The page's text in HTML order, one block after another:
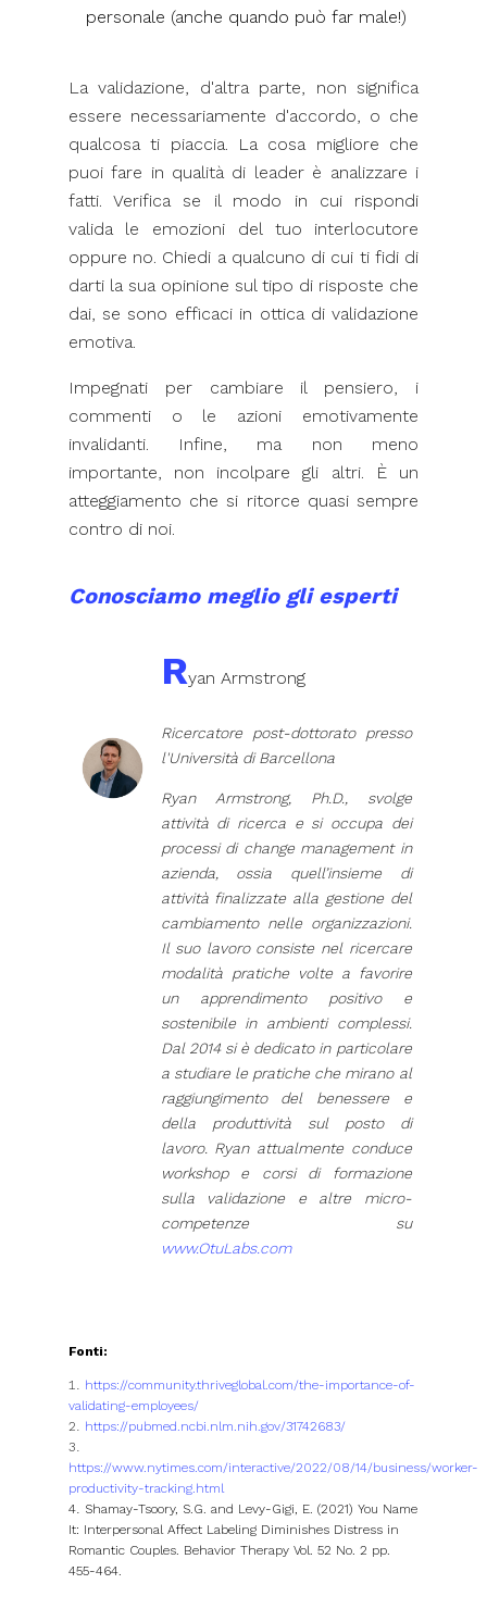
personale (anche quando può far male!)
La validazione, d'altra parte, non significa
essere necessariamente d'accordo, o che
qualcosa ti piaccia. La cosa migliore che
puoi fare in qualità di leader è analizzare i
fatti. Verifica se il modo in cui rispondi
valida le emozioni del tuo interlocutore
oppure no. Chiedi a qualcuno di cui ti fidi di
darti la sua opinione sul tipo di risposte che
dai, se sono efficaci in ottica di validazione
emotiva.
Impegnati per cambiare il pensiero, i
commenti o le azioni emotivamente
invalidanti. Infine, ma non meno
importante, non incolpare gli altri. È un
atteggiamento che si ritorce quasi sempre
contro di noi.
Conosciamo meglio gli esperti
Ryan Armstrong
Ricercatore post-dottorato presso
l'Università di Barcellona
Ryan Armstrong, Ph.D., svolge
attività di ricerca e si occupa dei
processi di change management in
azienda, ossia quell’insieme di
attività finalizzate alla gestione del
cambiamento nelle organizzazioni.
Il suo lavoro consiste nel ricercare
modalità pratiche volte a favorire
un apprendimento positivo e
sostenibile in ambienti complessi.
Dal 2014 si è dedicato in particolare
a studiare le pratiche che mirano al
raggiungimento del benessere e
della produttività sul posto di
lavoro. Ryan attualmente conduce
workshop e corsi di formazione
sulla validazione e altre micro-
competenze su
www.OtuLabs.com
Fonti:
https://community.thriveglobal.com/the-importance-of-
validating-employees/
https://pubmed.ncbi.nlm.nih.gov/31742683/
https://www.nytimes.com/interactive/2022/08/14/business/worker-
productivity-tracking.html
Shamay-Tsoory, S.G. and Levy-Gigi, E. (2021) You Name
It: Interpersonal Affect Labeling Diminishes Distress in
Romantic Couples. Behavior Therapy Vol. 52 No. 2 pp.
455-464.